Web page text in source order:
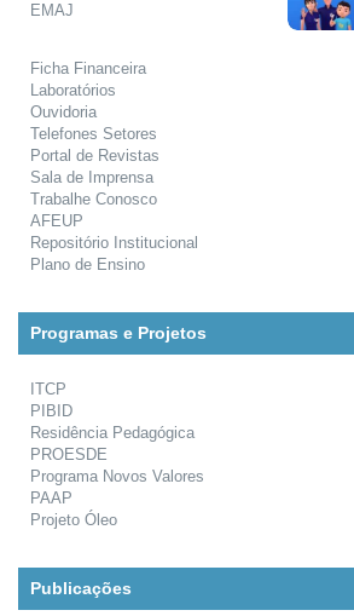
EMAJ
Ficha Financeira
Laboratórios
Ouvidoria
Telefones Setores
Portal de Revistas
Sala de Imprensa
Trabalhe Conosco
AFEUP
Repositório Institucional
Plano de Ensino
Programas e Projetos
ITCP
PIBID
Residência Pedagógica
PROESDE
Programa Novos Valores
PAAP
Projeto Óleo
Publicações